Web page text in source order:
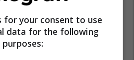
for your consent to use
data for the following
purposes: